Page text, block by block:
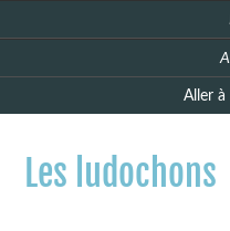
Aller à
Les ludochons